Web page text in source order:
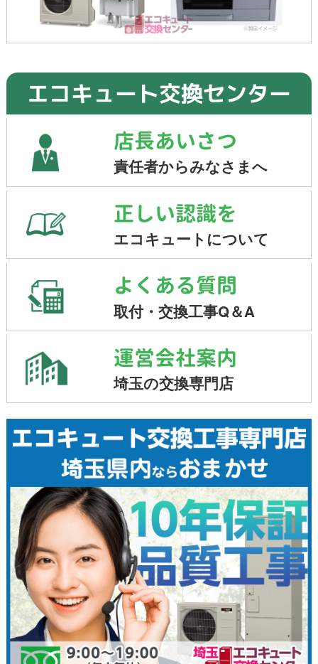
エコキュート交換センター
店長あいさつ
責任者からみなさまへ
正しい認識を
エコキュートについて
よくある質問
取付・交換工事Q＆A
運営会社案内
埼玉の交換専門店